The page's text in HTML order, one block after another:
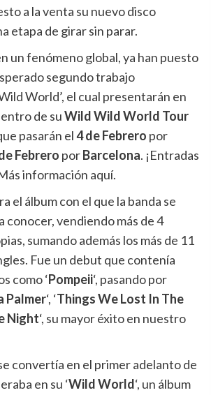
a la venta su nuevo disco
etapa de girar sin parar.
un fenómeno global, ya han puesto
segundo trabajo
World’, el cual presentarán en
de suWild Wild World Tour
pasarán el4 de Febrero por
Febrero porBarcelona. ¡Entradas
información aquí.
el álbum con el que la banda se
conocer, vendiendo más de 4
sumando además los más de 11
Fue un debut que contenía
como ‘Pompeii‘, pasando por
Palmer‘, ‘Things We Lost In The
Night‘, su mayor éxito en nuestro
convertía en el primer adelanto de
en su ‘Wild World‘, un álbum